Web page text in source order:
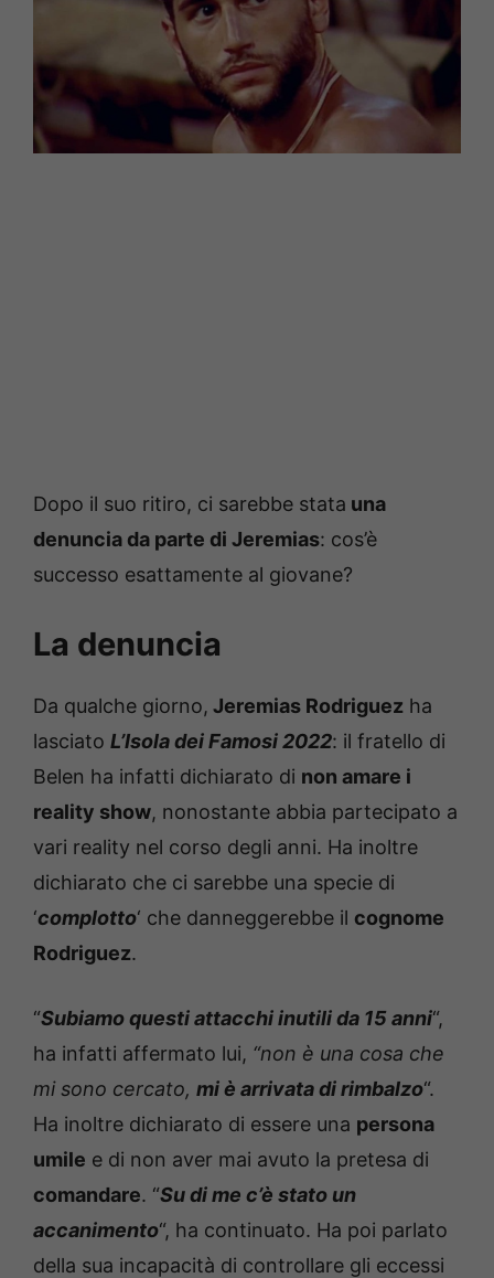
Dopo il suo ritiro, ci sarebbe stata una
denuncia da parte di Jeremias: cos’è
successo esattamente al giovane?
La denuncia
Da qualche giorno, Jeremias Rodriguez ha
lasciato L’Isola dei Famosi 2022: il fratello di
Belen ha infatti dichiarato di non amare i
reality show, nonostante abbia partecipato a
vari reality nel corso degli anni. Ha inoltre
dichiarato che ci sarebbe una specie di
‘complotto‘ che danneggerebbe il cognome
Rodriguez.
“Subiamo questi attacchi inutili da 15 anni“,
ha infatti affermato lui, “non è una cosa che
mi sono cercato, mi è arrivata di rimbalzo“.
Ha inoltre dichiarato di essere una persona
umile e di non aver mai avuto la pretesa di
comandare. “Su di me c’è stato un
accanimento“, ha continuato. Ha poi parlato
della sua incapacità di controllare gli eccessi